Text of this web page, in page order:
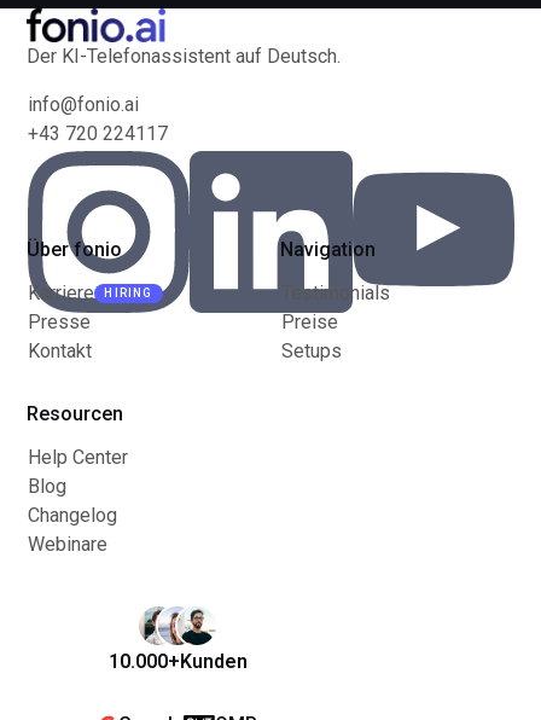
Der KI-Telefonassistent auf Deutsch.
info@fonio.ai
+43 720 224117
Navigation
Testimonials
Preise
Setups
Über fonio
Karriere
HIRING
Presse
Kontakt
Resourcen
Help Center
Blog
Changelog
Webinare
10.000+Kunden